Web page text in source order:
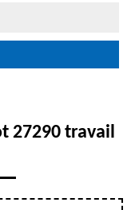
27290 travail